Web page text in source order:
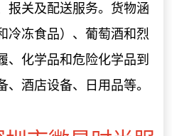
报关及配送服务。货物涵
冷冻食品）、葡萄酒和烈
、化学品和危险化学品到
酒店设备、日用品等。